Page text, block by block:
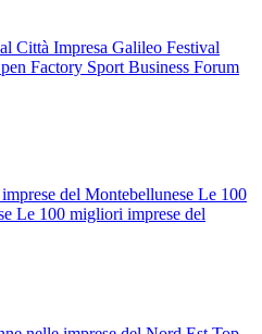
Città Impresa Galileo Festival
Factory Sport Business Forum
del Montebellunese Le 100
Le 100 migliori imprese del